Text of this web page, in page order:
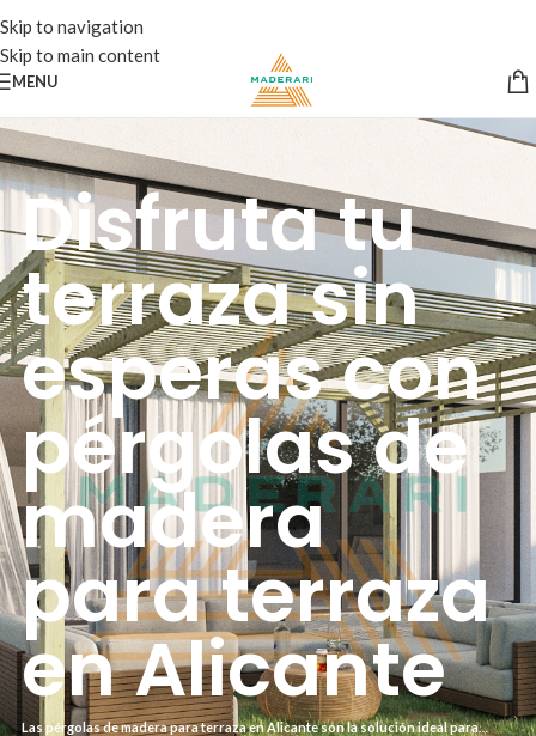
Skip to navigation
Skip to main content
MENU
Disfruta tu
terraza sin
esperas con
pérgolas de
madera
para terraza
en Alicante
Las pérgolas de madera para terraza en Alicante son la solución ideal para